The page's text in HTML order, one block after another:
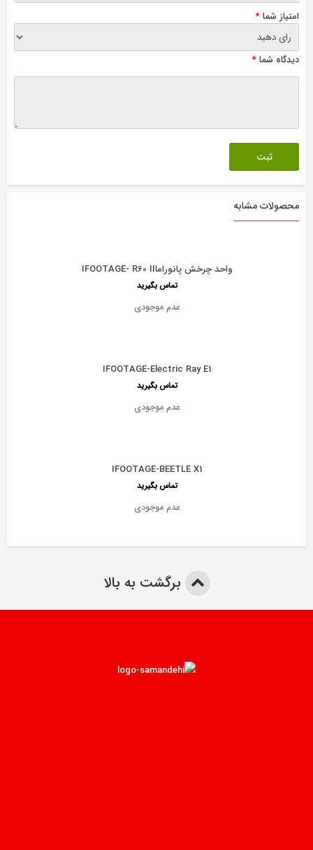
امتیاز شما*
دیدگاه شما*
محصولات مشابه
واحد چرخش پانوراماIFOOTAGE- R60 II
تماس بگیرید
عدم موجودی
IFOOTAGE-Electric Ray E1
تماس بگیرید
عدم موجودی
IFOOTAGE-BEETLE X1
تماس بگیرید
عدم موجودی
برگشت به بالا